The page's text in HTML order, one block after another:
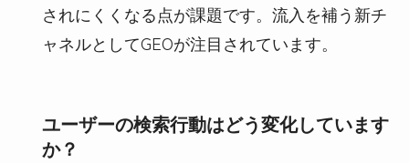
されにくくなる点が課題です。流入を補う新チ
ャネルとしてGEOが注目されています。
ユーザーの検索行動はどう変化しています
か？